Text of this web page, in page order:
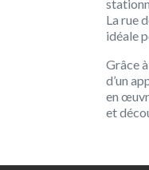
La rue
idéale
Grâce
d’un
en
et